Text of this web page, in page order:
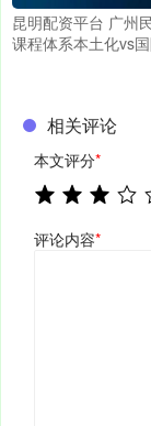
昆明配资平台 广州
课程体系本土化vs
相关评论
本文评分*
评论内容*